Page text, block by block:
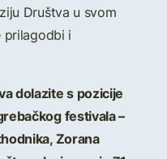
Društva u svom
prilagodbi i
dolazite s pozicije
festivala –
Zorana